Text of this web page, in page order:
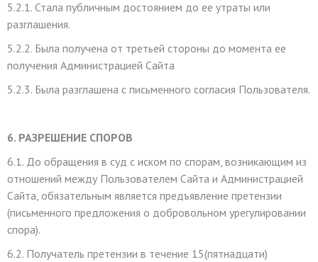
5.2.1. Стала публичным достоянием до ее утраты или
разглашения.
5.2.2. Была получена от третьей стороны до момента ее
получения Администрацией Сайта
5.2.3. Была разглашена с письменного согласия Пользователя.
6. РАЗРЕШЕНИЕ СПОРОВ
6.1. До обращения в суд с иском по спорам, возникающим из
отношений между Пользователем Сайта и Администрацией
Сайта, обязательным является предъявление претензии
(письменного предложения о добровольном урегулировании
спора).
6.2. Получатель претензии в течение 15(пятнадцати)